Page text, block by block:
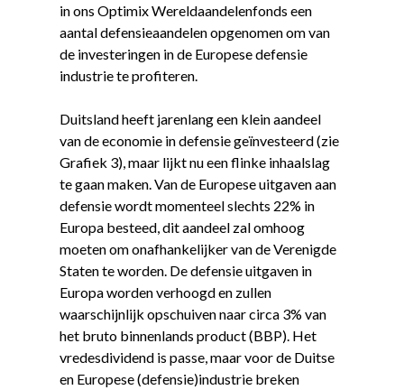
in ons Optimix Wereldaandelenfonds een
aantal defensieaandelen opgenomen om van
de investeringen in de Europese defensie
industrie te profiteren.
Duitsland heeft jarenlang een klein aandeel
van de economie in defensie geïnvesteerd (zie
Grafiek 3), maar lijkt nu een flinke inhaalslag
te gaan maken. Van de Europese uitgaven aan
defensie wordt momenteel slechts 22% in
Europa besteed, dit aandeel zal omhoog
moeten om onafhankelijker van de Verenigde
Staten te worden. De defensie uitgaven in
Europa worden verhoogd en zullen
waarschijnlijk opschuiven naar circa 3% van
het bruto binnenlands product (BBP). Het
vredesdividend is passe, maar voor de Duitse
en Europese (defensie)industrie breken